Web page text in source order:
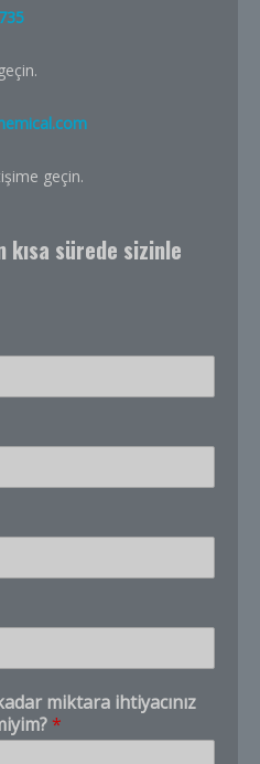
geçin.
kısa sürede sizinle
miktara ihtiyacınız
*